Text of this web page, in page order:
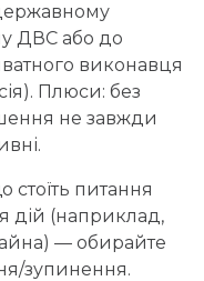
ДВС або до
виконавця
Плюси: без
не завжди
стоїть питання
дій (наприклад,
— обирайте
зупинення.